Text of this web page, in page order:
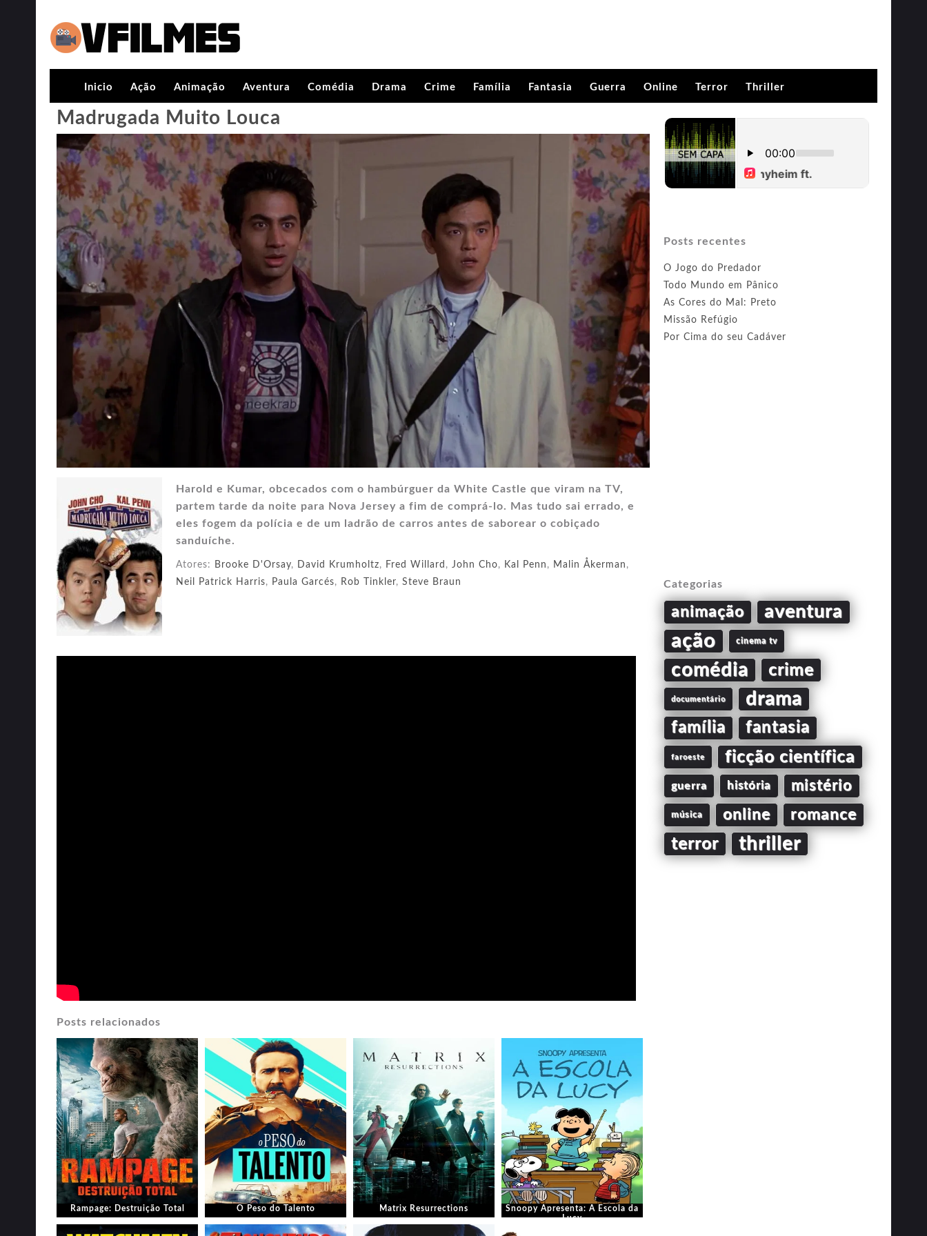
Inicio Ação Animação Aventura Comédia Drama Crime Família Fantasia Guerra Online Terror Thriller
Madrugada Muito Louca
Harold e Kumar, obcecados com o hambúrguer da White Castle que viram na TV,
partem tarde da noite para Nova Jersey a fim de comprá-lo. Mas tudo sai errado, e
eles fogem da polícia e de um ladrão de carros antes de saborear o cobiçado
sanduíche.
Atores: Brooke D'Orsay, David Krumholtz, Fred Willard , John Cho, Kal Penn , Malin Åkerman ,
Neil Patrick Harris, Paula Garcés, Rob Tinkler, Steve Braun
Posts relacionados
Rampage: Destruição Total O Peso do Talento Matrix Resurrections
Snoopy Apresenta: A Escola da
Lucy
Posts recentes
O Jogo do Predador
Todo Mundo em Pânico
As Cores do Mal: Preto
Missão Refúgio
Por Cima do seu Cadáver
Categorias
animação aventura
ação cinema tv
comédia crime
documentário drama
família fantasia
faroeste ficção científica
guerra história mistério
música online romance
terror thriller